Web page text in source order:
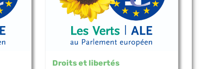
Droits et libertés